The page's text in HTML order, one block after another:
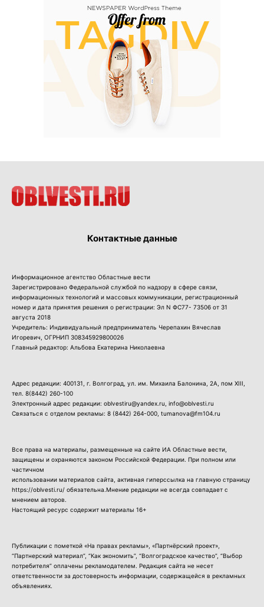
Контактные данные
Информационное агентство Областные вести
Зарегистрировано Федеральной службой по надзору в сфере связи,
информационных технологий и массовых коммуникации, регистрационный
номер и дата принятия решения о регистрации: Эл N ФС77- 73506 от 31
августа 2018
Учредитель: Индивидуальный предприниматель Черепахин Вячеслав
Игоревич, ОГРНИП 308345929800026
Главный редактор: Альбова Екатерина Николаевна
Адрес редакции: 400131, г. Волгоград, ул. им. Михаила Балонина, 2А, пом XIII,
тел. 8(8442) 260-100
Электронный адрес редакции: oblvestiru@yandex.ru, info@oblvesti.ru
Связаться с отделом рекламы: 8 (8442) 264-000 , tumanova@fm104.ru
Все права на материалы, размещенные на сайте ИА Областные вести,
защищены и охраняются законом Российской Федерации. При полном или
частичном
использовании материалов сайта, активная гиперссылка на главную страницу
https://oblvesti.ru/ обязательна.Мнение редакции не всегда совпадает с
мнением авторов.
Настоящий ресурс содержит материалы 16+
Публикации с пометкой «На правах рекламы», «Партнёрский проект»,
“Партнерский материал”, “Как экономить”, “Волгоградское качество”, “Выбор
потребителя” оплачены рекламодателем. Редакция сайта не несет
ответственности за достоверность информации, содержащейся в рекламных
объявлениях.